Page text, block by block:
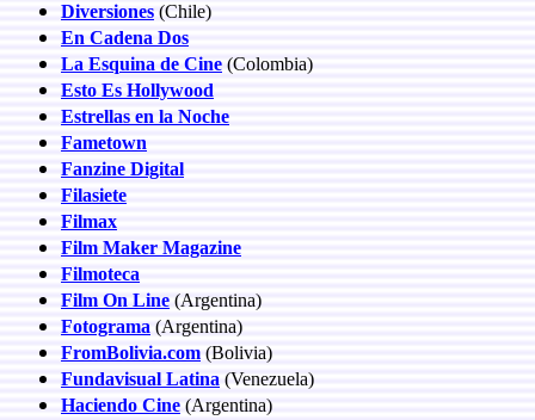
Diversiones (Chile)
En Cadena Dos
La Esquina de Cine (Colombia)
Esto Es Hollywood
Estrellas en la Noche
Fametown
Fanzine Digital
Filasiete
Filmax
Film Maker Magazine
Filmoteca
Film On Line (Argentina)
Fotograma (Argentina)
FromBolivia.com (Bolivia)
Fundavisual Latina (Venezuela)
Haciendo Cine (Argentina)